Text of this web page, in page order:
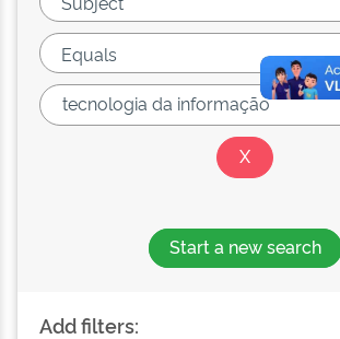
Start a new search
Add filters: